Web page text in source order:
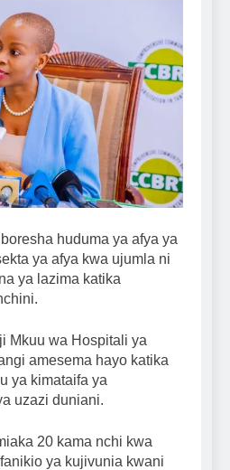
huduma ya afya ya
ya afya kwa ujumla ni
ya lazima katika
Mkuu wa Hospitali ya
amesema hayo katika
ya kimataifa ya
uzazi duniani.
20 kama nchi kwa
ya kujivunia kwani